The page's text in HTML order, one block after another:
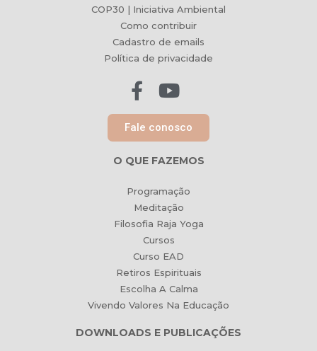
COP30 | Iniciativa Ambiental
Como contribuir
Cadastro de emails
Política de privacidade
Fale conosco
O QUE FAZEMOS
Programação
Meditação
Filosofia Raja Yoga
Cursos
Curso EAD
Retiros Espirituais
Escolha A Calma
Vivendo Valores Na Educação
DOWNLOADS E PUBLICAÇÕES